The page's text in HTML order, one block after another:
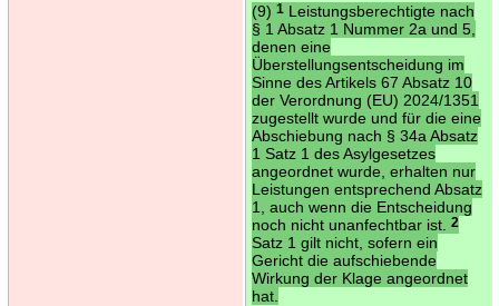
(9) 1Leistungsberechtigte nach
§ 1 Absatz 1 Nummer 2a und 5,
denen eine
Überstellungsentscheidung im
Sinne des Artikels 67 Absatz 10
der Verordnung (EU) 2024/1351
zugestellt wurde und für die eine
Abschiebung nach § 34a Absatz
1 Satz 1 des Asylgesetzes
angeordnet wurde, erhalten nur
Leistungen entsprechend Absatz
1, auch wenn die Entscheidung
noch nicht unanfechtbar ist.
2
Satz 1 gilt nicht, sofern ein
Gericht die aufschiebende
Wirkung der Klage angeordnet
hat.